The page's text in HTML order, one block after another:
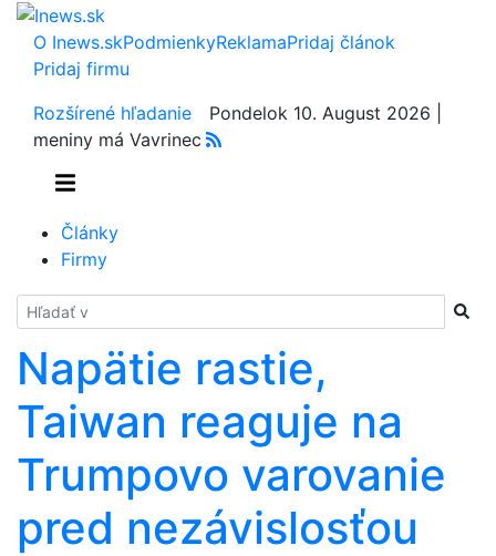
O Inews.skPodmienkyReklamaPridaj článok
Pridaj firmu
Rozšírené hľadanie
Pondelok 10. August 2026 |
meniny má Vavrinec
Články
Firmy
Hladať
Napätie rastie,
Taiwan reaguje na
Trumpovo varovanie
pred nezávislosťou